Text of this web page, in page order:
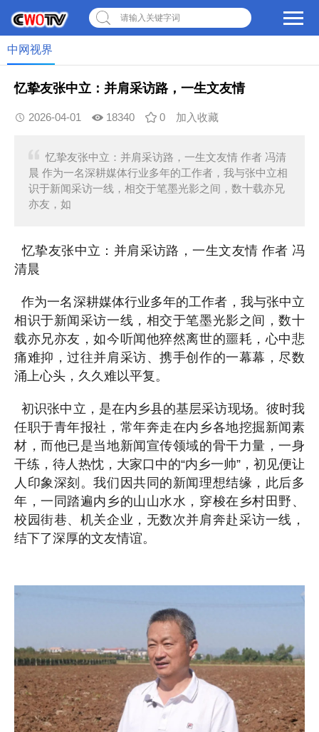
请输入关键字词
中网视界
忆挚友张中立：并肩采访路，一生文友情
2026-04-01 18340 0 加入收藏
忆挚友张中立：并肩采访路，一生文友情 作者 冯清
晨 作为一名深耕媒体行业多年的工作者，我与张中立相
识于新闻采访一线，相交于笔墨光影之间，数十载亦兄
亦友，如
忆挚友张中立：并肩采访路，一生文友情 作者 冯
清晨
作为一名深耕媒体行业多年的工作者，我与张中立
相识于新闻采访一线，相交于笔墨光影之间，数十
载亦兄亦友，如今听闻他猝然离世的噩耗，心中悲
痛难抑，过往并肩采访、携手创作的一幕幕，尽数
涌上心头，久久难以平复。
初识张中立，是在内乡县的基层采访现场。彼时我
任职于青年报社，常年奔走在内乡各地挖掘新闻素
材，而他已是当地新闻宣传领域的骨干力量，一身
干练，待人热忱，大家口中的“内乡一帅”，初见便让
人印象深刻。我们因共同的新闻理想结缘，此后多
年，一同踏遍内乡的山山水水，穿梭在乡村田野、
校园街巷、机关企业，无数次并肩奔赴采访一线，
结下了深厚的文友情谊。